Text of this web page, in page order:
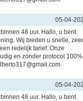
05-04-
48 uur. Hallo, u bent
Wij bieden u snelle, zeer
redelijk tarief. Onze
en zonder protocol 100%
05-04-
48 uur. Hallo, u bent